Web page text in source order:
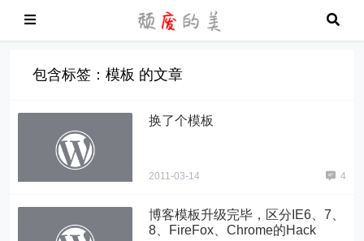
包含标签：模板 的文章
换了个模板
2011-03-14 4
博客模板升级完毕，区分IE6、7、
8、FireFox、Chrome的Hack